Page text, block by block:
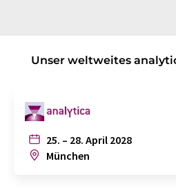
Unser weltweites
25. – 28. April 2028
München